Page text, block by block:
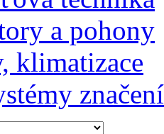
a pohony
klimatizace
značení